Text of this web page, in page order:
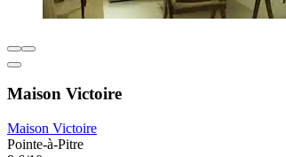
Maison Victoire
Maison Victoire
Pointe-à-Pitre